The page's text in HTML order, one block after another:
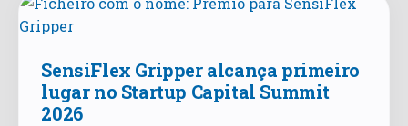
SensiFlex Gripper alcança primeiro
lugar no Startup Capital Summit
2026